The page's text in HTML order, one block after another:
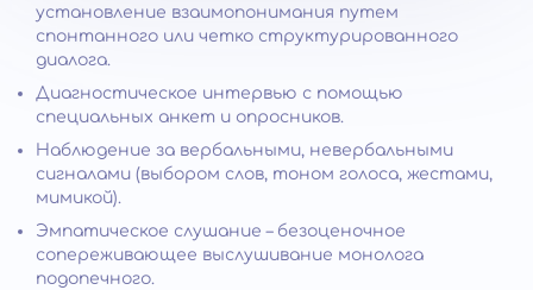
установление взаимопонимания путем
спонтанного или четко структурированного
диалога.
Диагностическое интервью с помощью
специальных анкет и опросников.
Наблюдение за вербальными, невербальными
сигналами (выбором слов, тоном голоса, жестами,
мимикой).
Эмпатическое слушание – безоценочное
сопереживающее выслушивание монолога
подопечного.